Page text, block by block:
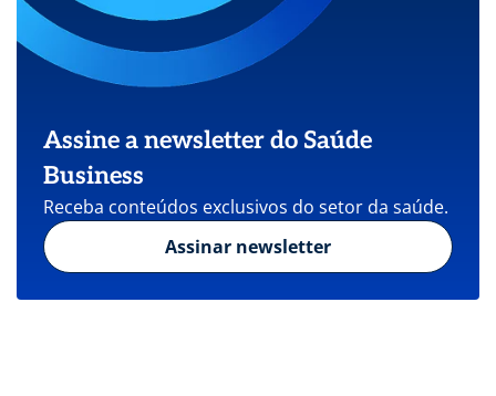
Assine a newsletter do Saúde
Business
Receba conteúdos exclusivos do setor da saúde.
Assinar newsletter